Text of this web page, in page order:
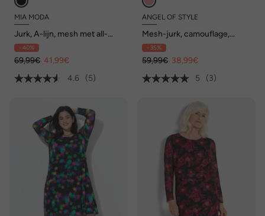
MIA MODA
Jurk, A-lijn, mesh met all-
over print, lange mouwen
- 40%
69,99€ 41,99€
4.6
(5)
ANGEL OF STYLE
Mesh-jurk, camouflage,
gerimpeld, lange mouwen
- 35%
59,99€ 38,99€
5
(3)